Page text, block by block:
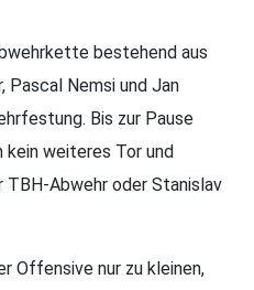
bestehend aus
Pascal Nemsi und Jan
Bis zur Pause
weiteres Tor und
Abwehr oder Stanislav
Offensive nur zu kleinen,